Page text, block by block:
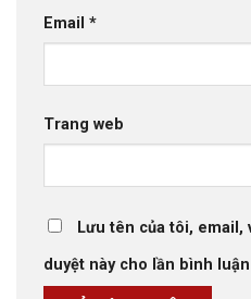
Email *
Trang web
Lưu tên của tôi,
duyệt này cho lần bình